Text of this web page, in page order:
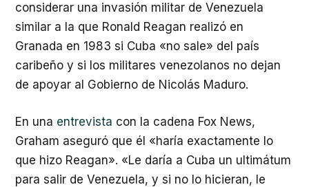
considerar una invasión militar de Venezuela
similar a la que Ronald Reagan realizó en
Granada en 1983 si Cuba «no sale» del país
caribeño y si los militares venezolanos no dejan
de apoyar al Gobierno de Nicolás Maduro.
En una entrevista con la cadena Fox News,
Graham aseguró que él «haría exactamente lo
que hizo Reagan». «Le daría a Cuba un ultimátum
para salir de Venezuela, y si no lo hicieran, le